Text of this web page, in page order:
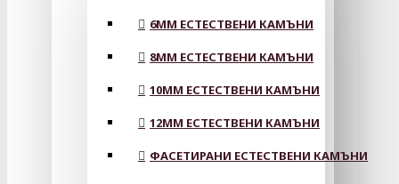
6MM ЕСТЕСТВЕНИ КАМЪНИ
8MM ЕСТЕСТВЕНИ КАМЪНИ
10MM ЕСТЕСТВЕНИ КАМЪНИ
12MM ЕСТЕСТВЕНИ КАМЪНИ
ФАСЕТИРАНИ ЕСТЕСТВЕНИ КАМЪНИ